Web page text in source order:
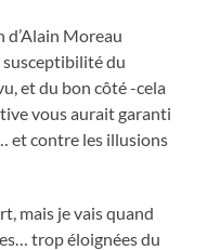
d’Alain Moreau
du
et du bon côté -cela
vous aurait garanti
et contre les illusions
mais je vais quand
trop éloignées du